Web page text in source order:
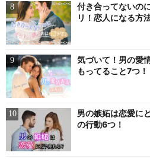
付き合ってないの
リ！恋人になる方
気づいて！男の愛
もってること7つ！
男の嫉妬は恋愛に
の行動6つ！